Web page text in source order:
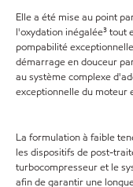
Elle a été mise au point
l'oxydation inégalée³
pompabilité
démarrage en douceur
au système complexe
exceptionnelle du moteur
La formulation à faible
les dispositifs de post-
turbocompresseur et le
afin de garantir une